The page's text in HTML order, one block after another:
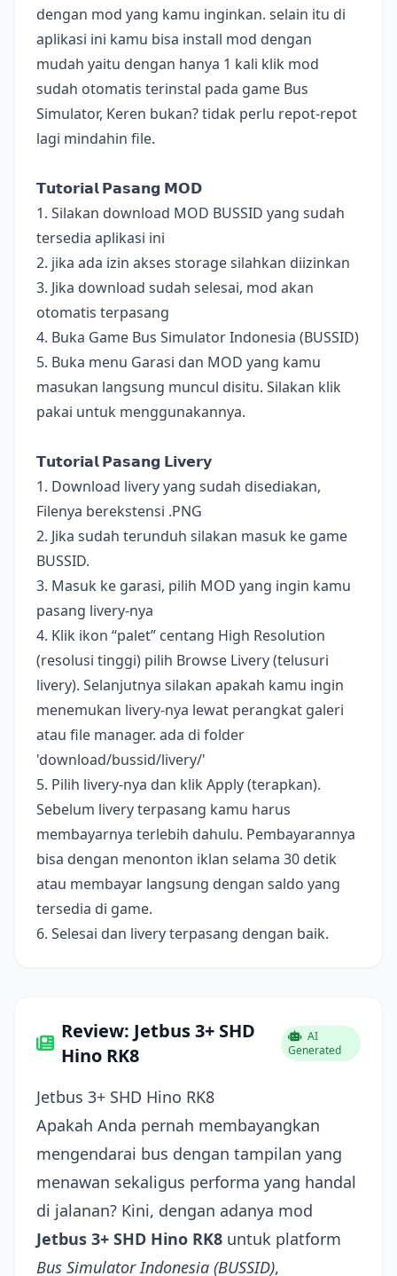
dengan mod yang kamu inginkan. selain itu di
aplikasi ini kamu bisa install mod dengan
mudah yaitu dengan hanya 1 kali klik mod
sudah otomatis terinstal pada game Bus
Simulator, Keren bukan? tidak perlu repot-repot
lagi mindahin file.
𝗧𝘂𝘁𝗼𝗿𝗶𝗮𝗹 𝗣𝗮𝘀𝗮𝗻𝗴 𝗠𝗢𝗗
1. Silakan download MOD BUSSID yang sudah
tersedia aplikasi ini
2. jika ada izin akses storage silahkan diizinkan
3. Jika download sudah selesai, mod akan
otomatis terpasang
4. Buka Game Bus Simulator Indonesia (BUSSID)
5. Buka menu Garasi dan MOD yang kamu
masukan langsung muncul disitu. Silakan klik
pakai untuk menggunakannya.
𝗧𝘂𝘁𝗼𝗿𝗶𝗮𝗹 𝗣𝗮𝘀𝗮𝗻𝗴 𝗟𝗶𝘃𝗲𝗿𝘆
1. Download livery yang sudah disediakan,
Filenya berekstensi .PNG
2. Jika sudah terunduh silakan masuk ke game
BUSSID.
3. Masuk ke garasi, pilih MOD yang ingin kamu
pasang livery-nya
4. Klik ikon “palet” centang High Resolution
(resolusi tinggi) pilih Browse Livery (telusuri
livery). Selanjutnya silakan apakah kamu ingin
menemukan livery-nya lewat perangkat galeri
atau file manager. ada di folder
'download/bussid/livery/'
5. Pilih livery-nya dan klik Apply (terapkan).
Sebelum livery terpasang kamu harus
membayarnya terlebih dahulu. Pembayarannya
bisa dengan menonton iklan selama 30 detik
atau membayar langsung dengan saldo yang
tersedia di game.
6. Selesai dan livery terpasang dengan baik.
Review: Jetbus 3+ SHD
Hino RK8
AI
Generated
Jetbus 3+ SHD Hino RK8
Apakah Anda pernah membayangkan
mengendarai bus dengan tampilan yang
menawan sekaligus performa yang handal
di jalanan? Kini, dengan adanya mod
Jetbus 3+ SHD Hino RK8 untuk platform
Bus Simulator Indonesia (BUSSID),